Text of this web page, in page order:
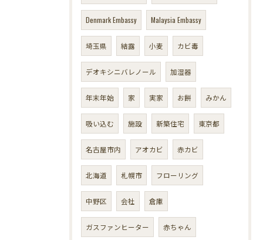
Denmark Embassy Malaysia Embassy
埼玉県 結露 小麦 カビ毒
デオキシニバレノール 加湿器
年末年始 家 実家 お餅 みかん
吸い込む 施設 新築住宅 東京都
名古屋市内 アオカビ 赤カビ
北海道 札幌市 フローリング
中野区 会社 倉庫
ガスファンヒーター 赤ちゃん